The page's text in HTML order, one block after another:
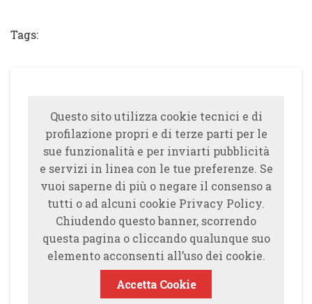
Tags:
Questo sito utilizza cookie tecnici e di
profilazione propri e di terze parti per le
sue funzionalità e per inviarti pubblicità
e servizi in linea con le tue preferenze. Se
vuoi saperne di più o negare il consenso a
tutti o ad alcuni cookie Privacy Policy.
Chiudendo questo banner, scorrendo
questa pagina o cliccando qualunque suo
elemento acconsenti all’uso dei cookie.
Accetta Cookie